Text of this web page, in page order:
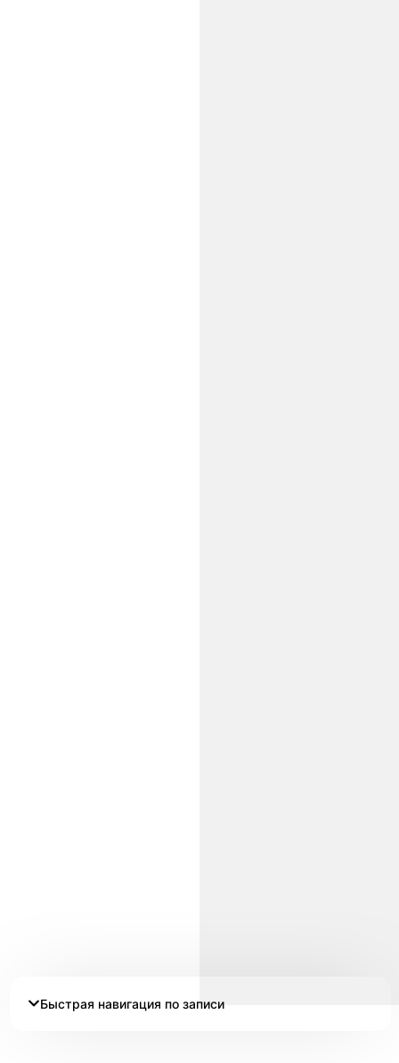
Быстрая навигация по записи